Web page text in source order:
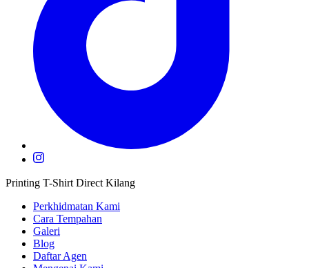
Printing T-Shirt Direct Kilang
Perkhidmatan Kami
Cara Tempahan
Galeri
Blog
Daftar Agen